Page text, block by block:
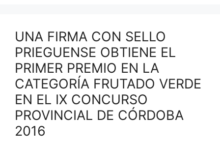
UNA FIRMA CON SELLO
PRIEGUENSE OBTIENE EL
PRIMER PREMIO EN LA
CATEGORÍA FRUTADO VERDE
EN EL IX CONCURSO
PROVINCIAL DE CÓRDOBA
2016